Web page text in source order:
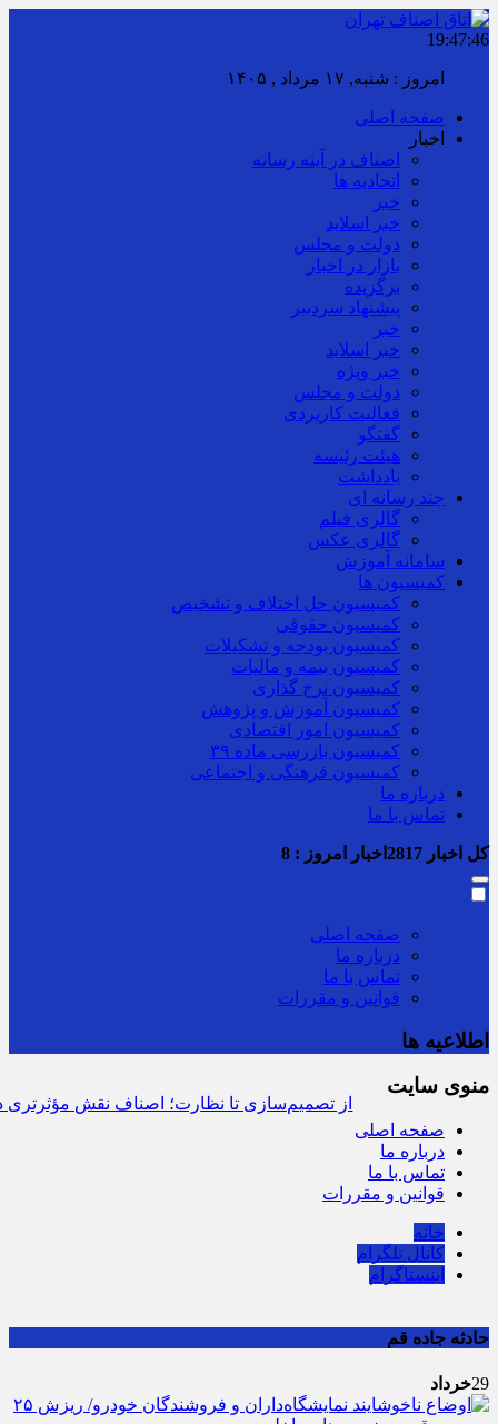
19:47:47
امروز : شنبه, ۱۷ مرداد , ۱۴۰۵
صفحه اصلی
اخبار
اصناف در آینه رسانه
اتحادیه ها
خبر
خبر اسلايد
دولت و مجلس
بازار در اخبار
برگزیده
پیشنهاد سردبیر
خبر
خبر اسلايد
خبر ویژه
دولت و مجلس
فعالیت کاربردی
گفتگو
هیئت رئیسه
یادداشت
چند رسانه ای
گالری فیلم
گالری عکس
سامانه آموزش
کمیسیون ها
کمیسیون حل اختلاف و تشخیص
کمیسیون حقوقی
کمیسیون بودجه و تشکیلات
کمیسیون بیمه و مالیات
کمیسیون نرخ گذاری
کمیسیون آموزش و پژوهش
کمیسیون امور اقتصادی
کمیسیون بازرسی ماده ۳۹
کمیسیون فرهنگی و اجتماعی
درباره ما
تماس با ما
کل اخبار اخبار امروز : 8
صفحه اصلی
درباره ما
تماس با ما
قوانین و مقررات
اطلاعیه ها
از تصمیم‌سازی تا نظارت؛ اصناف نقش مؤثرتری در
منوی سایت
صفحه
اصلی
درباره ما
تماس با ما
خانه
کانال تلگرام
29 خرداد